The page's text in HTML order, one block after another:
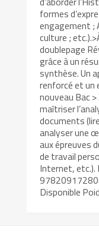
formes
engagement ;
culture ;
doublepage
grâce à un
synthèse. Un
renforcé et un
nouveau Bac
maîtriser
documents
analyser une
aux épreuves
de travail
Internet, etc.).
Disponible